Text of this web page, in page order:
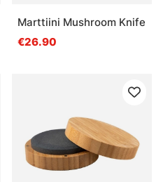
Marttiini Mushroom Knife
€26.90